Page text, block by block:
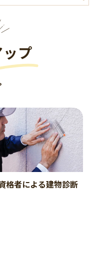
プ
格者による建物診断